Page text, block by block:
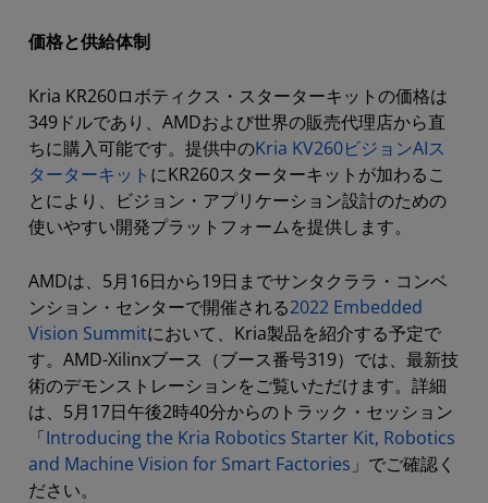
価格と供給体制
Kria KR260ロボティクス・スターターキットの価格は
349ドルであり、AMDおよび世界の販売代理店から直
ちに購入可能です。提供中のKria KV260ビジョンAIス
ターターキット にKR260スターターキットが加わるこ
とにより、ビジョン・アプリケーション設計のための
使いやすい開発プラットフォームを提供します。
AMDは、5月16日から19日までサンタクララ・コンベ
ンション・センターで開催される2022 Embedded
Vision Summitにおいて、Kria製品を紹介する予定で
す。AMD-Xilinxブース（ブース番号319）では、最新技
術のデモンストレーションをご覧いただけます。詳細
は、5月17日午後2時40分からのトラック・セッション
「Introducing the Kria Robotics Starter Kit, Robotics
and Machine Vision for Smart Factories 」でご確認く
ださい。